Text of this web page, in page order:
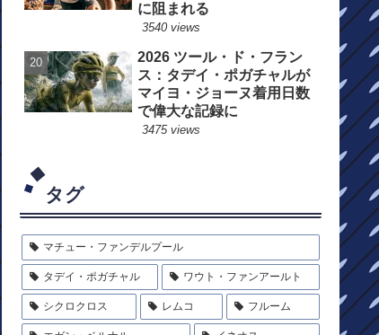
に阻まれる
3540 views
2026 ツール・ド・フラン
ス：タデイ・ポガチャルが
マイヨ・ジョーヌ着用日数
で偉大な記録に
3475 views
タグ
マチュー・ファンデルプール
タデイ・ポガチャル ワウト・ファンアールト
シクロクロス レムコ フルーム